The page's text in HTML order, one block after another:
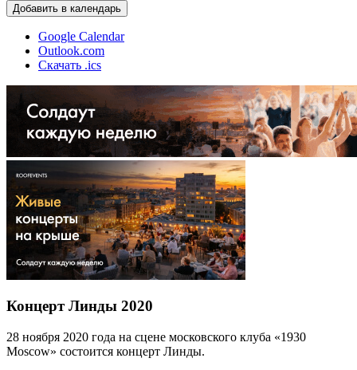
Добавить в календарь
Google Calendar
Outlook.com
Скачать .ics
Концерт Линды 2020
28 ноября 2020 года на сцене московского клуба «1930
Moscow» состоится концерт Линды.